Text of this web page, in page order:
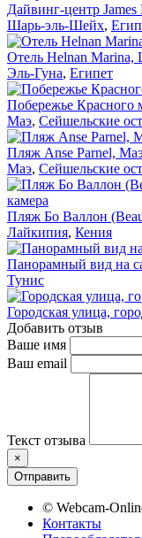
Дайвинг-центр
Шарь-эль-Шейх,
Отель Helnan
Эль-Гуна, Египет
Побережье Красного
Маэ, Сейшельские
Пляж Anse Parnel,
Маэ, Сейшельские
Пляж Бо Валлон
Лайкипия, Кения
Панорамный вид на
Тунис
Городская улица,
Добавить отзыв
Ваше имя
Ваш email
Текст отзыва
×
Отправить
© Webcam-
Контакты